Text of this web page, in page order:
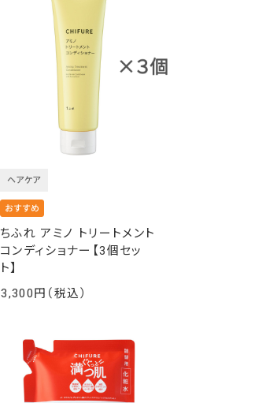
ちふれ アミノ トリートメント
コンディショナー【3個セッ
ト】
ヘアケア
3,300